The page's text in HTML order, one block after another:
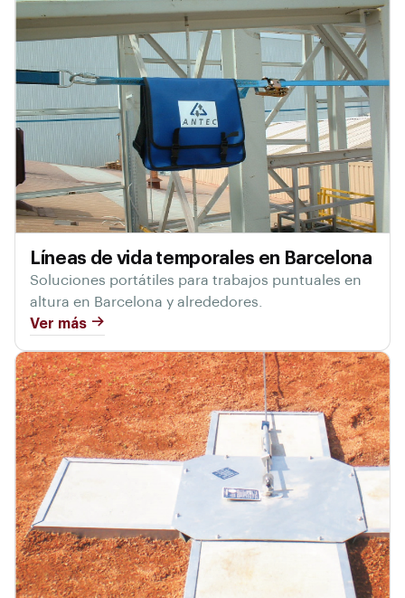
Líneas de vida temporales en Barcelona
Soluciones portátiles para trabajos puntuales en
altura en Barcelona y alrededores.
Ver más